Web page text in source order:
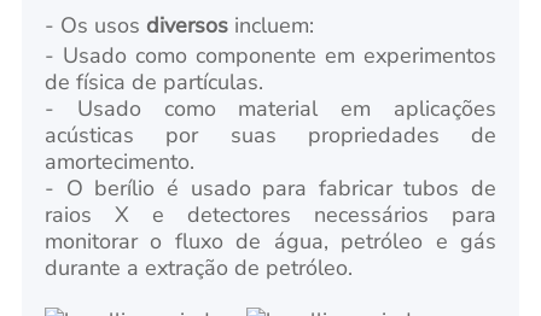
- Os usos diversos incluem:
- Usado como componente em experimentos
de física de partículas.
- Usado como material em aplicações
acústicas por suas propriedades de
amortecimento.
- O berílio é usado para fabricar tubos de
raios X e detectores necessários para
monitorar o fluxo de água, petróleo e gás
durante a extração de petróleo.